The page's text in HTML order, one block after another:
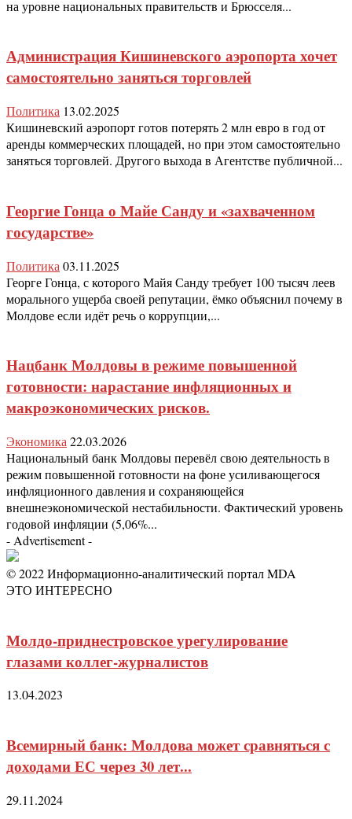
на уровне национальных правительств и Брюсселя...
Администрация Кишиневского аэропорта хочет
самостоятельно заняться торговлей
Политика 13.02.2025
Кишиневский аэропорт готов потерять 2 млн евро в год от
аренды коммерческих площадей, но при этом самостоятельно
заняться торговлей. Другого выхода в Агентстве публичной...
Георгие Гонца о Майе Санду и «захваченном
государстве»
Политика 03.11.2025
Георге Гонца, с которого Майя Санду требует 100 тысяч леев
морального ущерба своей репутации, ёмко объяснил почему в
Молдове если идёт речь о коррупции,...
Нацбанк Молдовы в режиме повышенной
готовности: нарастание инфляционных и
макроэкономических рисков.
Экономика 22.03.2026
Национальный банк Молдовы перевёл свою деятельность в
режим повышенной готовности на фоне усиливающегося
инфляционного давления и сохраняющейся
внешнеэкономической нестабильности. Фактический уровень
годовой инфляции (5,06%...
- Advertisement -
© 2022 Информационно-аналитический портал MDA
ЭТО ИНТЕРЕСНО
Молдо-приднестровское урегулирование
глазами коллег-журналистов
13.04.2023
Всемирный банк: Молдова может сравняться с
доходами ЕС через 30 лет...
29.11.2024